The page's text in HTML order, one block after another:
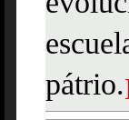
pátrio.